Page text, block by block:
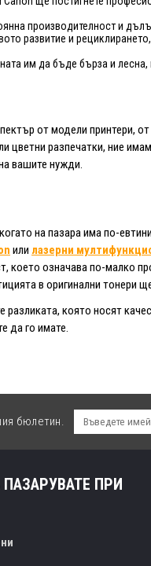
производителност и
развитие и
им да бъде бърза и лесна,
от модели принтери,
цветни разпечатки, ние
вашите нужди.
на пазара има по-
или лазерни
което означава по-малко
в оригинални тонери
разликата, която носят
да го имате.
бюлетин.
ПРИ